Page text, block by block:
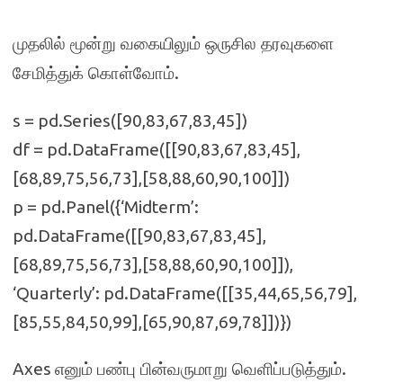
முதலில் மூன்று வகையிலும் ஒருசில தரவுகளை
சேமித்துக் கொள்வோம்.
s = pd.Series([90,83,67,83,45])
df = pd.DataFrame([[90,83,67,83,45],
[68,89,75,56,73],[58,88,60,90,100]])
p = pd.Panel({‘Midterm’:
pd.DataFrame([[90,83,67,83,45],
[68,89,75,56,73],[58,88,60,90,100]]),
‘Quarterly’: pd.DataFrame([[35,44,65,56,79],
[85,55,84,50,99],[65,90,87,69,78]])})
Axes எனும் பண்பு பின்வருமாறு வெளிப்படுத்தும்.